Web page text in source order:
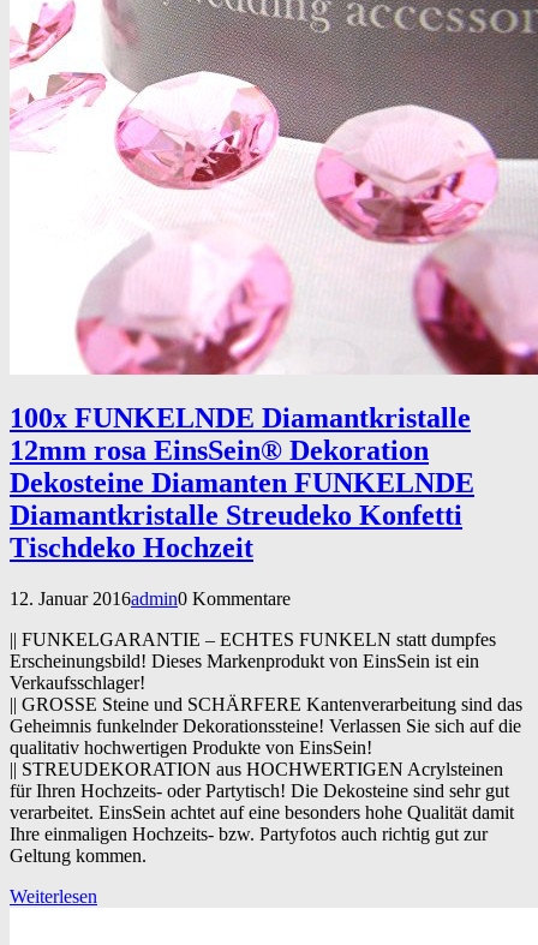
100x FUNKELNDE Diamantkristalle
12mm rosa EinsSein® Dekoration
Dekosteine Diamanten FUNKELNDE
Diamantkristalle Streudeko Konfetti
Tischdeko Hochzeit
12. Januar 2016admin0 Kommentare
|| FUNKELGARANTIE – ECHTES FUNKELN statt dumpfes
Erscheinungsbild! Dieses Markenprodukt von EinsSein ist ein
Verkaufsschlager!
|| GROSSE Steine und SCHÄRFERE Kantenverarbeitung sind das
Geheimnis funkelnder Dekorationssteine! Verlassen Sie sich auf die
qualitativ hochwertigen Produkte von EinsSein!
|| STREUDEKORATION aus HOCHWERTIGEN Acrylsteinen
für Ihren Hochzeits- oder Partytisch! Die Dekosteine sind sehr gut
verarbeitet. EinsSein achtet auf eine besonders hohe Qualität damit
Ihre einmaligen Hochzeits- bzw. Partyfotos auch richtig gut zur
Geltung kommen.
Weiterlesen